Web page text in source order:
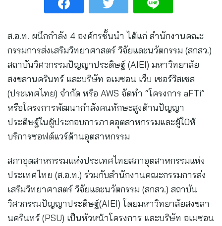
ส.อ.ท. ผนึกกำลัง 4 องค์กรชั้นนำ ได้แก่ สำนักงานคณะ
กรรมการส่งเสริมวิทยาศาสตร์ วิจัยและนวัตกรรม (สกสว.)
สถาบันวิศวกรรมปัญญาประดิษฐ์ (AIEI) มหาวิทยาลัย
สงขลานครินทร์ และบริษัท อเมซอน เว็บ เซอร์วิสเซส
(ประเทศไทย) จำกัด หรือ AWS จัดทำ “โครงการ aFTi”
หรือโครงการพัฒนากำลังคนทักษะสูงด้านปัญญา
ประดิษฐ์ในผู้ประกอบการภาคอุตสาหกรรมและผู้ใ0ห้
บริการซอฟต์แวร์ด้านอุตสาหกรรม
สภาอุตสาหกรรมแห่งประเทศไทยสภาอุตสาหกรรมแห่ง
ประเทศไทย (ส.อ.ท.) ร่วมกับสำนักงานคณะกรรมการส่ง
เสริมวิทยาศาสตร์ วิจัยและนวัตกรรม (สกสว.) สถาบัน
วิศวกรรมปัญญาประดิษฐ์(AIEI) โดยมหาวิทยาลัยสงขลา
นครินทร์ (PSU) เป็นหัวหน้าโครงการ และบริษัท อเมซอน